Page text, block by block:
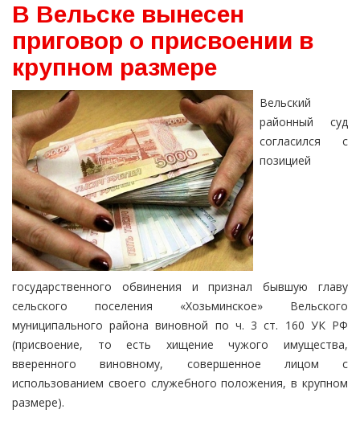
В Вельске вынесен
приговор о присвоении в
крупном размере
Вельский
районный суд
согласился с
позицией
государственного обвинения и признал бывшую главу
сельского поселения «Хозьминское» Вельского
муниципального района виновной по ч. 3 ст. 160 УК РФ
(присвоение, то есть хищение чужого имущества,
вверенного виновному, совершенное лицом с
использованием своего служебного положения, в крупном
размере).